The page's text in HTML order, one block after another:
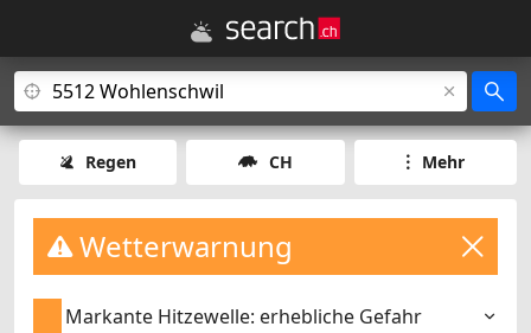
Regen CH Mehr
Wetterwarnung
Markante Hitzewelle: erhebliche Gefahr